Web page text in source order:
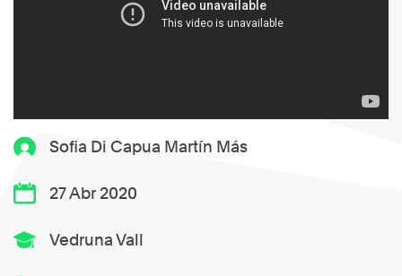
Sofia Di Capua Martín Más
27 Abr 2020
Vedruna Vall